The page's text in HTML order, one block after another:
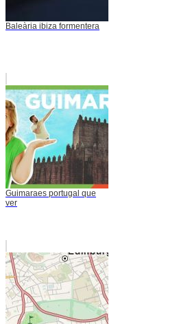
Baleària ibiza formentera
Guimaraes portugal que
ver